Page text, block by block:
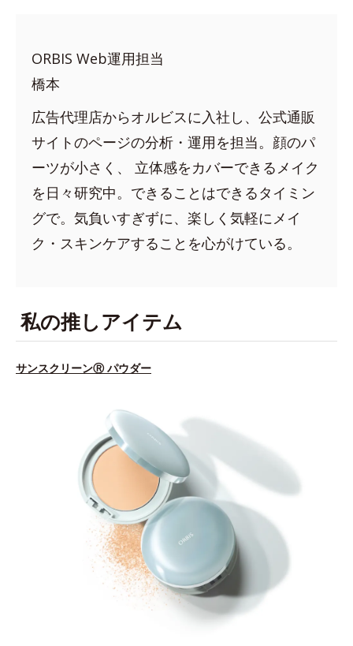
ORBIS Web運用担当
橋本
広告代理店からオルビスに入社し、公式通販
サイトのページの分析・運用を担当。顔のパ
ーツが小さく、 立体感をカバーできるメイク
を日々研究中。できることはできるタイミン
グで。気負いすぎずに、楽しく気軽にメイ
ク・スキンケアすることを心がけている。
私の推しアイテム
サンスクリーンⓇ パウダー